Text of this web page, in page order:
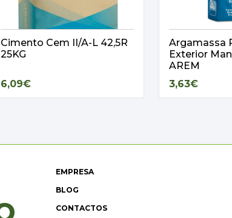
Cimento Cem II/A-L 42,5R
25KG
6,09€
Argamassa
Exterior
AREM
3,63€
EMPRESA
BLOG
CONTACTOS